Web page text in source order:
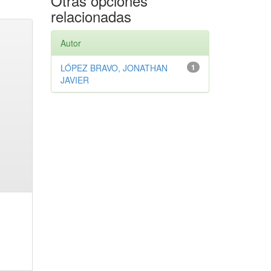
relacionadas
Autor
1
LÓPEZ BRAVO, JONATHAN
JAVIER